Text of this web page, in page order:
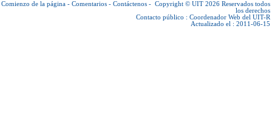
Comienzo de la página - Comentarios - Contáctenos - Copyright © UIT 2026 Reservados todos
los derechos
Contacto público : Coordenador Web del UIT-R
Actualizado el : 2011-06-15